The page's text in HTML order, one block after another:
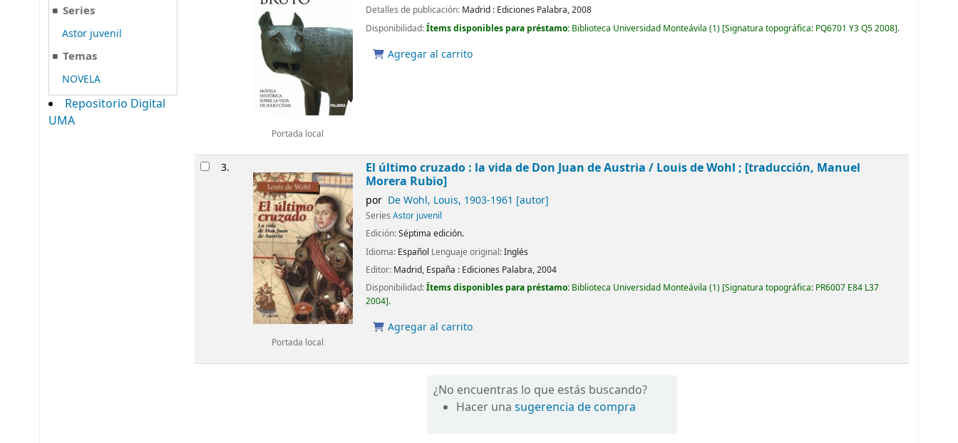
Series
Astor juvenil
Temas
NOVELA
Repositorio Digital
UMA
Portada local
Detalles de publicación: Madrid : Ediciones Palabra,2008
Disponibilidad:Ítems disponibles para préstamo: Biblioteca Universidad Monteávila (1) Signatura topográfica: PQ6701 Y3 Q5 2008 .
Agregar al carrito
3.
Portada local
El último cruzado : la vida de Don Juan de Austria / Louis de Wohl ; [traducción, Manuel
Morera Rubio]
por De Wohl, Louis, 1903-1961 [autor]
SeriesAstor juvenil
Edición:Séptima edición.
Idioma: Español Lenguaje original:Inglés
Editor: Madrid, España : Ediciones Palabra,2004
Disponibilidad:Ítems disponibles para préstamo: Biblioteca Universidad Monteávila (1) Signatura topográfica: PR6007 E84 L37
2004 .
Agregar al carrito
¿No encuentras lo que estás buscando?
Hacer unasugerencia de compra